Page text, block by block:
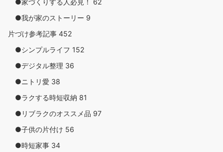
●家づくりする人必見！ 62
●我が家のストーリー 9
片づけ参考記事 452
●シンプルライフ 152
●デジタル整理 36
●ニトリ愛 38
●ラクする時短収納 81
●リブラクのオススメ品 97
●子供の片付け 56
●時短家事 34